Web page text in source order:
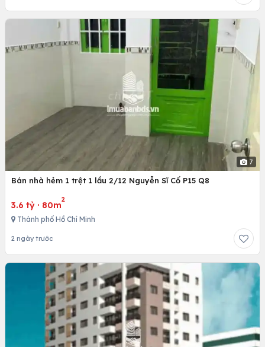
7
Bán nhà hẻm 1 trệt 1 lầu 2/12 Nguyễn Sĩ Cố P15 Q8
3.6 tỷ · 80m
2
Thành phố Hồ Chí Minh
2 ngày trước